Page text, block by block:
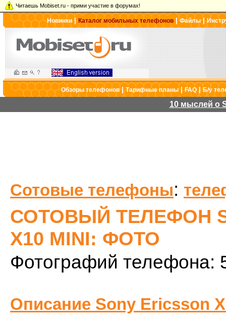
Читаешь Mobiset.ru - прими участие в форумах!
Новинки|Каталог мобильных телефонов |Файлы|
Обзоры телефонов|Тарифные планы|FAQ|Б/у
10 мыслей о
Сотовые телефоны:
СОТОВЫЙ ТЕЛЕФОН
X10 MINI: ФОТО
Фотографий телефона:
Описание Sony Ericsson